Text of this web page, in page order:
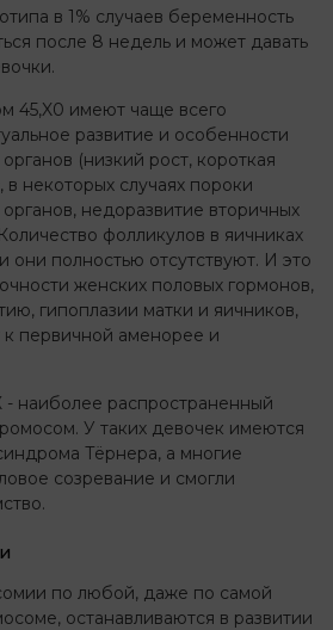
в 1% случаев беременность
после 8 недель и может давать
45,X0 имеют чаще всего
развитие и особенности
(низкий рост, короткая
некоторых случаях пороки
недоразвитие вторичных
фолликулов в яичниках
они полностью отсутствуют. И это
женских половых гормонов,
гипоплазии матки и яичников,
к первичной аменорее и
- наиболее распространенный
У таких девочек имеются
Тёрнера, а многие
созревание и смогли
по любой, даже по самой
останавливаются в развитии